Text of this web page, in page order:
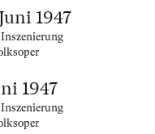
1947
1947